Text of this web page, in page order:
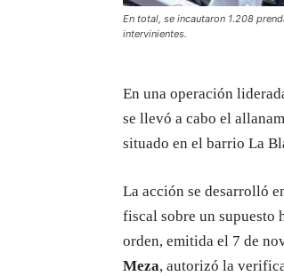
En total, se incautaron 1.208
intervinientes.
En una operación
se llevó a cabo el
situado en el barrio La
La acción se desarrolló
fiscal sobre un supuesto
orden, emitida el 7 de
Meza, autorizó la